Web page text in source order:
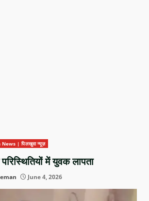
| पिलखुवा न्यूज़
में युवक लापता
June 4, 2026